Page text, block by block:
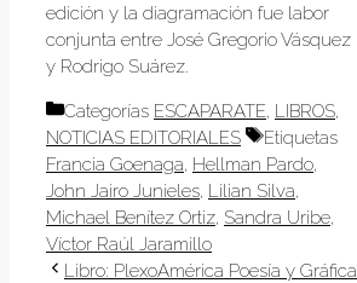
edición y la diagramación fue labor
conjunta entre José Gregorio Vásquez
y Rodrigo Suárez.
Categorías ESCAPARATE, LIBROS,
NOTICIAS EDITORIALES
Etiquetas
Francia Goenaga, Hellman Pardo,
John Jairo Junieles, Lilian Silva,
Michael Benítez Ortiz, Sandra Uribe,
Víctor Raúl Jaramillo
Libro: PlexoAmérica Poesía y Gráfica